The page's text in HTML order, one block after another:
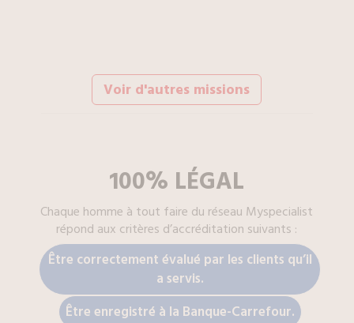
Voir d'autres missions
100% LÉGAL
Chaque homme à tout faire du réseau Myspecialist
répond aux critères d’accréditation suivants :
Être correctement évalué par les clients qu’il
a servis.
Être enregistré à la Banque-Carrefour.